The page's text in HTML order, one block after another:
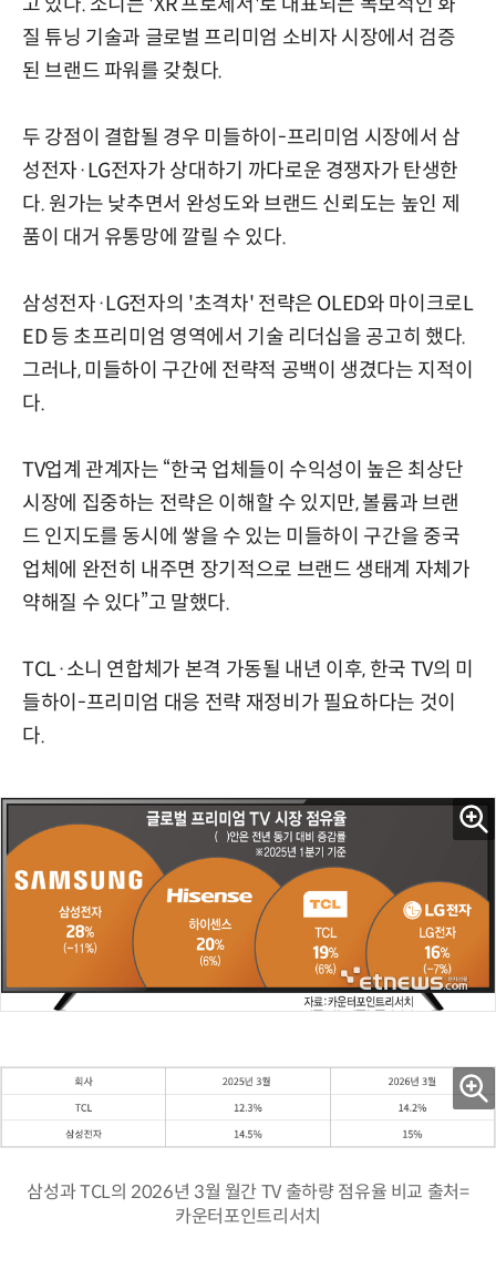
질 튜닝 기술과 글로벌 프리미엄 소비자 시장에서 검증
된 브랜드 파워를 갖췄다.
두 강점이 결합될 경우 미들하이-프리미엄 시장에서 삼
성전자·LG전자가 상대하기 까다로운 경쟁자가 탄생한
다. 원가는 낮추면서 완성도와 브랜드 신뢰도는 높인 제
품이 대거 유통망에 깔릴 수 있다.
삼성전자·LG전자의 '초격차' 전략은 OLED와 마이크로L
ED 등 초프리미엄 영역에서 기술 리더십을 공고히 했다.
그러나, 미들하이 구간에 전략적 공백이 생겼다는 지적이
다.
TV업계 관계자는 “한국 업체들이 수익성이 높은 최상단
시장에 집중하는 전략은 이해할 수 있지만, 볼륨과 브랜
드 인지도를 동시에 쌓을 수 있는 미들하이 구간을 중국
업체에 완전히 내주면 장기적으로 브랜드 생태계 자체가
약해질 수 있다”고 말했다.
TCL·소니 연합체가 본격 가동될 내년 이후, 한국 TV의 미
들하이-프리미엄 대응 전략 재정비가 필요하다는 것이
다.
삼성과 TCL의 2026년 3월 월간 TV 출하량 점유율 비교 출처=
카운터포인트리서치